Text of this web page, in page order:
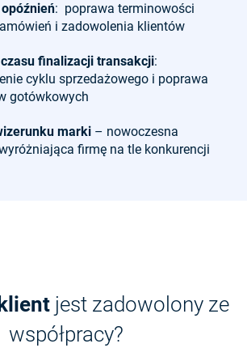
: poprawa terminowości
i zadowolenia klientów
finalizacji transakcji:
cyklu sprzedażowego i poprawa
gotówkowych
marki – nowoczesna
firmę na tle konkurencji
jest zadowolony ze
współpracy?